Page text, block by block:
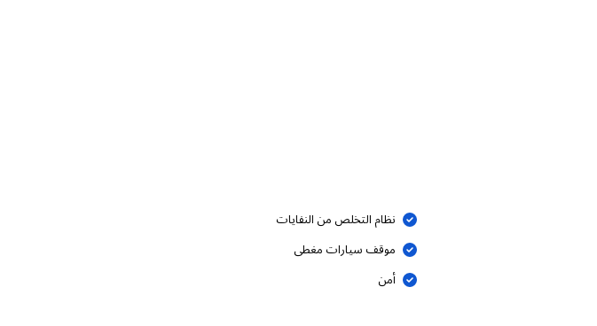
نظام التخلص من النفايات
موقف سيارات مغطى
أمن